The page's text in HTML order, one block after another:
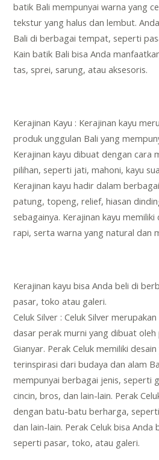
batik Bali mempunyai warna yang
tekstur yang halus dan lembut.
Bali di berbagai tempat, seperti
Kain batik Bali bisa Anda
tas, sprei, sarung, atau aksesoris.
Kerajinan Kayu : Kerajinan kayu
produk unggulan Bali yang
Kerajinan kayu dibuat dengan cara
pilihan, seperti jati, mahoni, kayu
Kerajinan kayu hadir dalam
patung, topeng, relief, hiasan
sebagainya. Kerajinan kayu
rapi, serta warna yang natural dan
Kerajinan kayu bisa Anda beli di
pasar, toko atau galeri.
Celuk Silver : Celuk Silver
dasar perak murni yang dibuat oleh
Gianyar. Perak Celuk memiliki
terinspirasi dari budaya dan alam
mempunyai berbagai jenis, seperti
cincin, bros, dan lain-lain. Perak
dengan batu-batu berharga,
dan lain-lain. Perak Celuk bisa
seperti pasar, toko, atau galeri.